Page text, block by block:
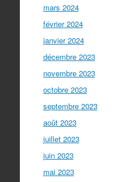
mars 2024
février 2024
janvier 2024
décembre 2023
novembre 2023
octobre 2023
septembre 2023
août 2023
juillet 2023
juin 2023
mai 2023